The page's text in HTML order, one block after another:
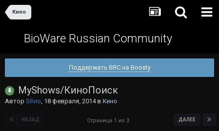
Кино
BioWare Russian Community
Поддержать BRC на Boosty
MyShows/КиноПоиск
Автор Silvio, 18 февраля, 2014в Кино
НАЗАД ДАЛЕЕ
Страница 1 из 3